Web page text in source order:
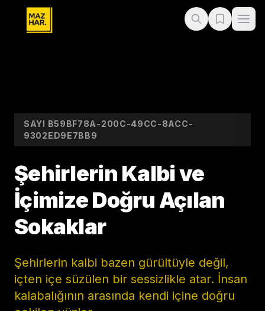
SAYI B59BF78A-200C-49CC-8ACC-
9302ED9E7BB9
Şehirlerin Kalbi ve
İçimize Doğru Açılan
Sokaklar
Şehirlerin kalbi bazen gürültüyle değil,
içten içe süzülen bir sessizlikle atar. İnsan
kalabalığının arasında kendi içine doğru